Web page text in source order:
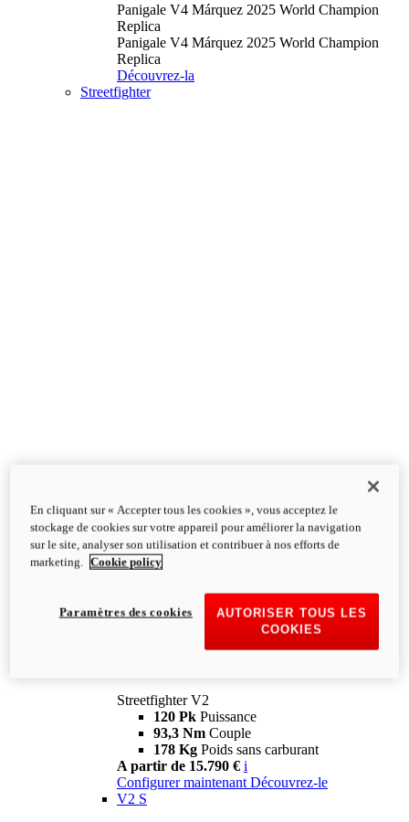
Panigale V4 Márquez 2025 World Champion
Replica
Panigale V4 Márquez 2025 World Champion
Replica
Découvrez-la
Streetfighter
Streetfighter V2
120 Pk Puissance
93,3 Nm Couple
178 Kg Poids sans carburant
A partir de 15.790 € i
Configurer maintenant Découvrez-le
V2 S
En cliquant sur « Accepter tous les cookies », vous acceptez le
stockage de cookies sur votre appareil pour améliorer la navigation
sur le site, analyser son utilisation et contribuer à nos efforts de
marketing.
Cookie policy
AUTORISER TOUS LES
COOKIES
Paramètres des cookies